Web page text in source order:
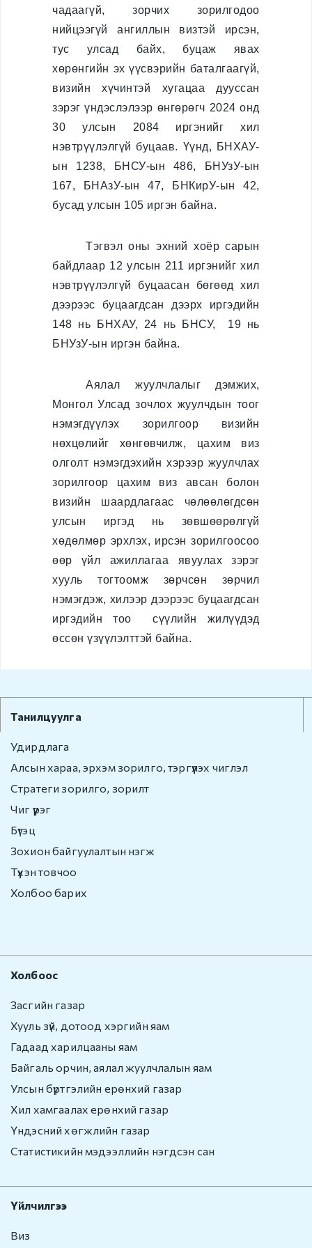
Хилийн боомт,
орон нутаг
Иргэний
харьяалал
Хүүхэд үрчлэлт
Төрийн бус
байгууллаг
а
Зөрчил шийдвэрлэх
Зөрчил шийдвэрлэх
Гадаадын иргэнийг
Монгол Улсаас
гарaхыг сануулах
Гадаадын иргэнийг
Монгол Улсаас
албадан гаргах
e-zasag.mn
Нээлттэй
мэдээлэл
Үйл ажиллагаа
Хүний нөөц
Төсөв санхүү,
худалдан авах
ажиллагаа
Бусад
Авлигын эсрэг үйл
Мэдээ, мэдээлэл
албаны нууц
чадаагүй, зорчих зорилгодоо
нийцээгүй ангиллын визтэй ирсэн,
тус улсад байх, буцаж явах
хөрөнгийн эх үүсвэрийн баталгаагүй,
визийн хүчинтэй хугацаа дууссан
зэрэг үндэслэлээр өнгөрөгч 2024 онд
30 улсын 2084 иргэнийг хил
нэвтрүүлэлгүй буцаав. Үүнд, БНХАУ-
ын 1238, БНСУ-ын 486, БНУзУ-ын
167, БНАзУ-ын 47, БНКирУ-ын 42,
бусад улсын 105 иргэн байна.
Тэгвэл оны эхний хоёр сарын
байдлаар 12 улсын 211 иргэнийг хил
нэвтрүүлэлгүй буцаасан бөгөөд хил
дээрээс буцаагдсан дээрх иргэдийн
148 нь БНХАУ, 24 нь БНСУ, 19 нь
БНУзУ-ын иргэн байна.
Аялал жуулчлалыг дэмжих,
Монгол Улсад зочлох жуулчдын тоог
нэмэгдүүлэх зорилгоор визийн
нөхцөлийг хөнгөвчилж, цахим виз
олголт нэмэгдэхийн хэрээр жуулчлах
зорилгоор цахим виз авсан болон
визийн шаардлагаас чөлөөлөгдсөн
улсын иргэд нь зөвшөөрөлгүй
хөдөлмөр эрхлэх, ирсэн зорилгоосоо
өөр үйл ажиллагаа явуулах зэрэг
хууль тогтоомж зөрчсөн зөрчил
нэмэгдэж, хилээр дээрээс буцаагдсан
иргэдийн тоо сүүлийн жилүүдэд
өссөн үзүүлэлттэй байна.
Танилцуулга
Удирдлага
Алсын хараа, эрхэм зорилго, тэргүүлэх чиглэл
Стратеги зорилго, зорилт
Чиг үүрэг
Бүтэц
Зохион байгуулалтын нэгж
Түүхэн товчоо
Холбоо барих
Холбоос
Засгийн газар
Хууль зүй, дотоод хэргийн яам
Гадаад харилцааны яам
Байгаль орчин, аялал жуулчлалын яам
Улсын бүртгэлийн ерөнхий газар
Хил хамгаалах ерөнхий газар
Үндэсний хөгжлийн газар
Статистикийн мэдээллийн нэгдсэн сан
Үйлчилгээ
Виз